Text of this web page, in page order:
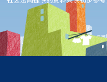
有效的解雇理由」 解雇我的职员。
通知金？
员）现正面对「不合理解雇」或「
」的问题，我怎样保障自己的权利